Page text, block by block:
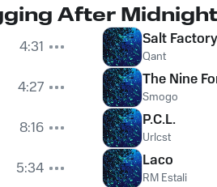
After Midnight
4:31
4:27
8:16
5:34
Salt
Qant
The Nine
Smogo
P.C.L.
Urlcst
Laco
RM Estali